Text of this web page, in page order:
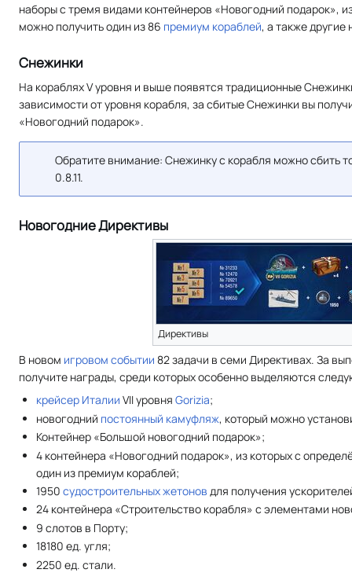
наборы с тремя видами контейнеров «Новогодний подарок»,
можно получить один из 86 премиум кораблей, а также другие
Снежинки
На кораблях V уровня и выше появятся традиционные
зависимости от уровня корабля, за сбитые Снежинки вы
«Новогодний подарок».
Обратите внимание: Снежинку с корабля можно сбить
0.8.11.
Новогодние Директивы
Директивы
В новом игровом событии 82 задачи в семи Директивах. За
получите награды, среди которых особенно выделяются
крейсер Италии VII уровняGorizia;
новогодний постоянный камуфляж, который можно
Контейнер «Большой новогодний подарок»;
4 контейнера «Новогодний подарок», из которых с
один из премиум кораблей;
1950судостроительных жетонов для получения
24 контейнера «Строительство корабля» с элементами
9 слотов в Порту;
18180 ед. угля;
2250 ед. стали.